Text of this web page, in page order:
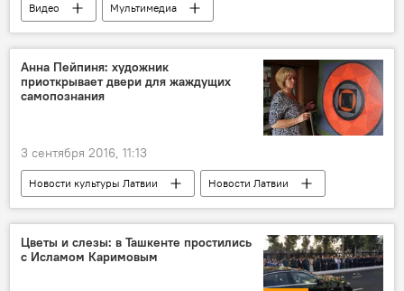
Видео Мультимедиа
Анна Пейпиня: художник
приоткрывает двери для жаждущих
самопознания
3 сентября 2016, 11:13
Новости культуры Латвии
Новости Латвии
Арт-салон
Цветы и слезы: в Ташкенте простились
с Исламом Каримовым